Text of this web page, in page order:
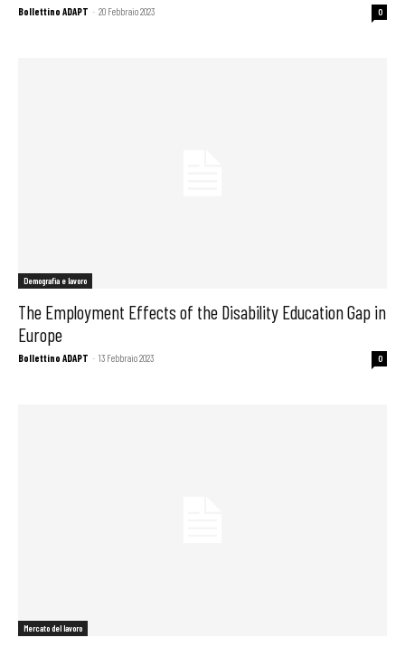
Bollettino ADAPT - 20 Febbraio 2023 0
Demografia e lavoro
The Employment Effects of the Disability Education Gap in
Europe
Bollettino ADAPT - 13 Febbraio 2023 0
Mercato del lavoro